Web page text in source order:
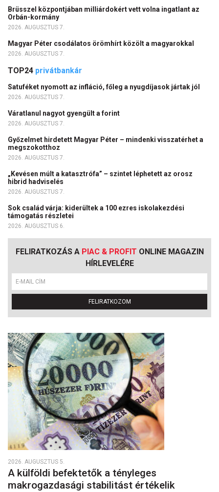
Brüsszel központjában milliárdokért vett volna ingatlant az
Orbán-kormány
2026. AUGUSZTUS 7.
Magyar Péter csodálatos örömhírt közölt a magyarokkal
2026. AUGUSZTUS 7.
TOP24 privátbankár
Satuféket nyomott az infláció, főleg a nyugdíjasok jártak jól
2026. AUGUSZTUS 7.
Váratlanul nagyot gyengült a forint
2026. AUGUSZTUS 7.
Győzelmet hirdetett Magyar Péter – mindenki visszatérhet a
megszokotthoz
2026. AUGUSZTUS 7.
„Kevésen múlt a katasztrófa” – szintet léphetett az orosz
hibrid hadviselés
2026. AUGUSZTUS 7.
Sok család várja: kiderültek a 100 ezres iskolakezdési
támogatás részletei
2026. AUGUSZTUS 6.
FELIRATKOZÁS A PIAC & PROFIT ONLINE MAGAZIN
HÍRLEVELÉRE
FELIRATKOZOM
2026. AUGUSZTUS 5.
A külföldi befektetők a tényleges
makrogazdasági stabilitást értékelik